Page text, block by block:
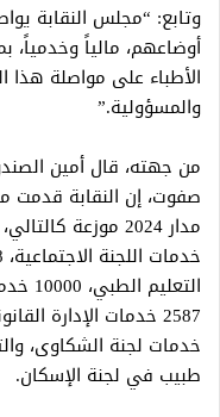
وتابع: “مجلس النقابة
أوضاعهم، مالياً وخدمياً،
الأطباء على مواصلة هذا
والمسؤولية.”
من جهته، قال أمين
صفوت، إن النقابة قدمت
طبيب في لجنة الإسكان.